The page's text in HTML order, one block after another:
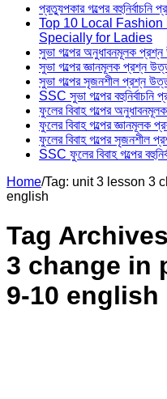
প্রত্যুপকার গল্পের বহুনির্বাচনি
Top 10 Local
Specially for Ladies
সুভা গল্পের অনুধাবনমূলক
সুভা গল্পের জ্ঞানমূলক প্রশ্ন
সুভা গল্পের সৃজনশীল প্রশ্ন
SSC সুভা গল্পের বহুনির্বাচনি
ফুলের বিবাহ গল্পের
ফুলের বিবাহ গল্পের জ্ঞানমূলক
ফুলের বিবাহ গল্পের সৃজনশীল
SSC ফুলের বিবাহ গল্পের
Home/Tag: unit 3 lesson 3
english
Tag
3 change in
9-10 english